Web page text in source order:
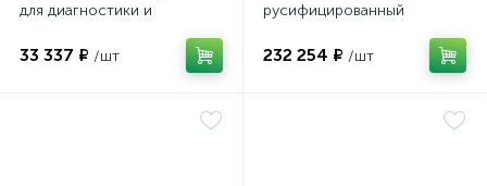
для диагностики и
структур глазного яблока
33 337 ₽ /шт
русифицированный
232 254 ₽ /шт